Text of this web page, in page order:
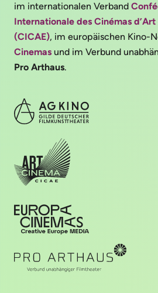
im internationalen Verband
Internationale des Cinémas d’Art
(CICAE), im europäischen Kino-
Cinemas und im Verbund
Pro Arthaus.